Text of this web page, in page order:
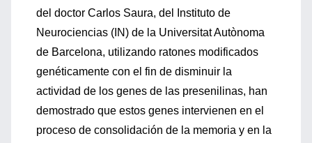
del doctor Carlos Saura, del Instituto de
Neurociencias (IN) de la Universitat Autònoma
de Barcelona, utilizando ratones modificados
genéticamente con el fin de disminuir la
actividad de los genes de las presenilinas, han
demostrado que estos genes intervienen en el
proceso de consolidación de la memoria y en la